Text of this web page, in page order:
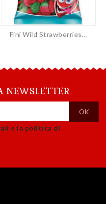
Fini Wild Strawberries...
NEWSLETTER
e la politica di